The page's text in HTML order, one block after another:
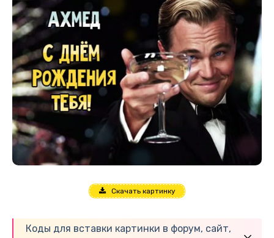
Скачать картинку
Коды для вставки картинки в форум, сайт,